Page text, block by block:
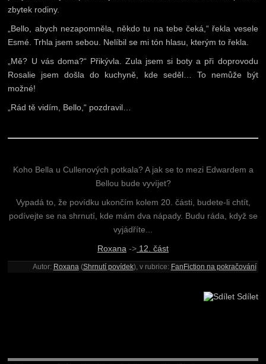
zbytek rodiny.
„Bello, abych nezapomněla, někdo tu na tebe čeká,“ řekla vesele
Esmé. Trhla jsem sebou. Nelíbil se mi tón hlasu, kterým to řekla.
„Mě? U vás doma?“ Přikývla. Zula jsem si boty a při doprovodu
Rosalie jsem došla do kuchyně, kde seděl… To nemůže být
možné!
„Rád tě vidím, Bello,“ pozdravil…
Koho Bella u Cullenových potkala? A jak se to mezi Edwardem a
Bellou bude vyvíjet?
Vypadá to, že povídku ukončím kolem 20. části, budete-li chtít,
podívejte se na shrnutí, kde mám dva nápady. Budu ráda, když se
vyjádříte...
Roxana -> 12. část
Autor: Roxana(Shrnutí povídek), v rubrice: FanFiction na pokračování
Sdílet